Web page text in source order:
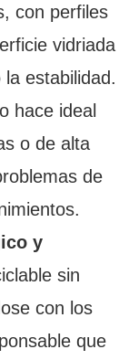
con perfiles
vidriada
estabilidad.
hace ideal
o de alta
de
y
sin
con los
que